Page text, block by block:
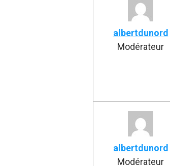
albertdunord
Modérateur
albertdunord
Modérateur